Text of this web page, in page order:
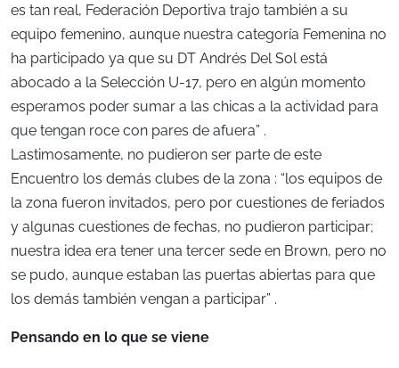
es tan real, Federación Deportiva trajo también a su
equipo femenino, aunque nuestra categoría Femenina no
ha participado ya que su DT Andrés Del Sol está
abocado a la Selección U-17, pero en algún momento
esperamos poder sumar a las chicas a la actividad para
que tengan roce con pares de afuera” .
Lastimosamente, no pudieron ser parte de este
Encuentro los demás clubes de la zona : “los equipos de
la zona fueron invitados, pero por cuestiones de feriados
y algunas cuestiones de fechas, no pudieron participar;
nuestra idea era tener una tercer sede en Brown, pero no
se pudo, aunque estaban las puertas abiertas para que
los demás también vengan a participar” .
Pensando en lo que se viene